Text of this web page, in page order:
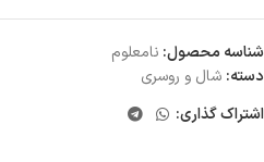
شناسه محصول: نامعلوم
دسته: شال و روسری
اشتراک گذاری: